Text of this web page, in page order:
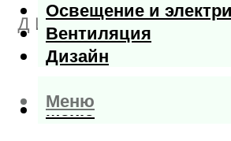
Освещение и
Вентиляция
Дизайн
Меню
Меню